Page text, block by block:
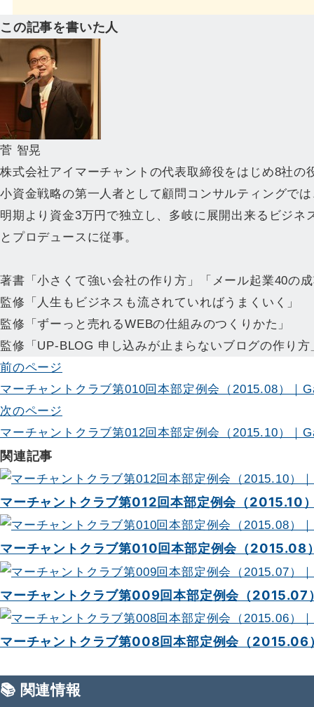
この記事を書いた人
菅 智晃
株式会社アイマーチャントの代表取締役をはじめ8社の
小資金戦略の第一人者として顧問コンサルティングで
明期より資金3万円で独立し、多岐に展開出来るビジ
とプロデュースに従事。
著書「小さくて強い会社の作り方」「メール起業40の
監修「人生もビジネスも流されていればうまくいく」
監修「ずーっと売れるWEBの仕組みのつくりかた」
監修「UP-BLOG 申し込みが止まらないブログの作り方
投
稿
ナ
ビ
ゲ
ー
ョ
ン
前のページ
マーチャントクラブ第010回本部定例会（2015.08）｜
次のページ
マーチャントクラブ第012回本部定例会（2015.10）｜
関連記事
マーチャントクラブ第012回本部定例会（2015.10
マーチャントクラブ第010回本部定例会（
マーチャントクラブ第009回本部定例会（
マーチャントクラブ第008回本部定例会（
📚 関連情報